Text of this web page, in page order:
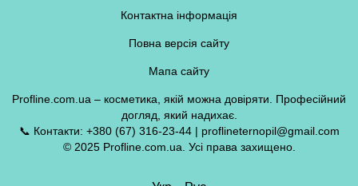
Контактна інформація
Повна версія сайту
Мапа сайту
Profline.com.ua – косметика, якій можна довіряти. Професійний
догляд, який надихає.
📞 Контакти: +380 (67) 316-23-44 | proflineternopil@gmail.com
© 2025 Profline.com.ua. Усі права захищено.